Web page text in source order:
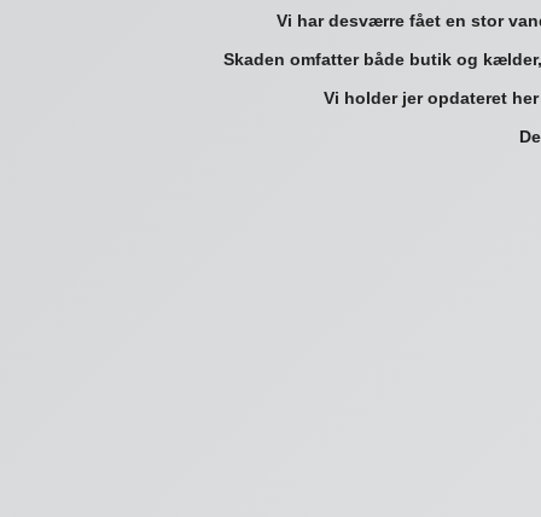
Vi har desværre fået en stor
Skaden omfatter både butik og
Vi holder jer opdateret